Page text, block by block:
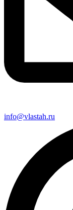
info@vlastah.ru